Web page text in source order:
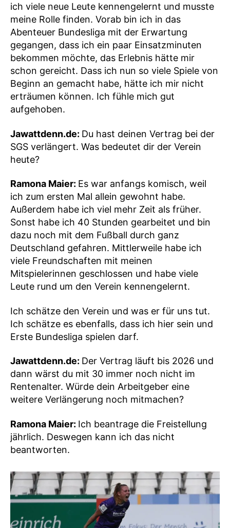
ich viele neue Leute kennengelernt und musste
meine Rolle finden. Vorab bin ich in das
Abenteuer Bundesliga mit der Erwartung
gegangen, dass ich ein paar Einsatzminuten
bekommen möchte, das Erlebnis hätte mir
schon gereicht. Dass ich nun so viele Spiele von
Beginn an gemacht habe, hätte ich mir nicht
erträumen können. Ich fühle mich gut
aufgehoben.
Jawattdenn.de: Du hast deinen Vertrag bei der
SGS verlängert. Was bedeutet dir der Verein
heute?
Ramona Maier: Es war anfangs komisch, weil
ich zum ersten Mal allein gewohnt habe.
Außerdem habe ich viel mehr Zeit als früher.
Sonst habe ich 40 Stunden gearbeitet und bin
dazu noch mit dem Fußball durch ganz
Deutschland gefahren. Mittlerweile habe ich
viele Freundschaften mit meinen
Mitspielerinnen geschlossen und habe viele
Leute rund um den Verein kennengelernt.
Ich schätze den Verein und was er für uns tut.
Ich schätze es ebenfalls, dass ich hier sein und
Erste Bundesliga spielen darf.
Jawattdenn.de: Der Vertrag läuft bis 2026 und
dann wärst du mit 30 immer noch nicht im
Rentenalter. Würde dein Arbeitgeber eine
weitere Verlängerung noch mitmachen?
Ramona Maier: Ich beantrage die Freistellung
jährlich. Deswegen kann ich das nicht
beantworten.